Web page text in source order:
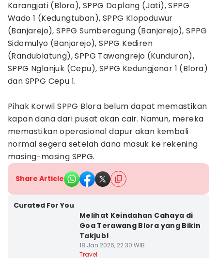
Karangjati (Blora), SPPG Doplang (Jati), SPPG
Wado 1 (Kedungtuban), SPPG Klopoduwur
(Banjarejo), SPPG Sumberagung (Banjarejo), SPPG
Sidomulyo (Banjarejo), SPPG Kediren
(Randublatung), SPPG Tawangrejo (Kunduran),
SPPG Nglanjuk (Cepu), SPPG Kedungjenar 1 (Blora)
dan SPPG Cepu 1.
Pihak Korwil SPPG Blora belum dapat memastikan
kapan dana dari pusat akan cair. Namun, mereka
memastikan operasional dapur akan kembali
normal segera setelah dana masuk ke rekening
masing-masing SPPG.
Share Article
Curated For You
Melihat Keindahan Cahaya di
Goa Terawang Blora yang Bikin
Takjub!
18 Jan 2026, 22:30 WIB
Travel